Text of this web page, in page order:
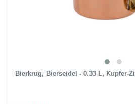
Bierkrug, Bierseidel - 0.33 L, Kupfer-